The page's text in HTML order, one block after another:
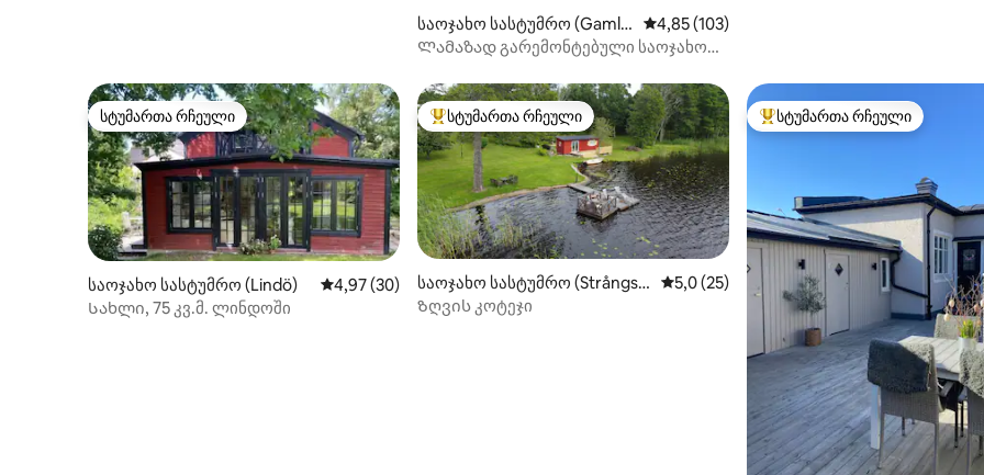
საოჯახო სასტუმრო (Gamle
by)
საშუალო შეფასებაა 5‑დან 4,85, 103
4,85 (103)
Ლამაზად გარემონტებული საოჯახო
სტუმართა რჩეული
სტუმართა რჩეული
საოჯახო სასტუმრო (Lindö) საშუალო შეფასებაა 5‑დან 4,97, 30 მიმოხილვა
4,97 (30)
Სახლი, 75 კვ.მ. ლინდოში
სტუმართა რჩეული მოწინავე ვარიანტი
სტუმართა რჩეული
საოჯახო სასტუმრო (Strångsj
ö)
საშუალო შეფასებაა 5‑დან 5,0, 25
5,0 (25)
Ზღვის კოტეჯი
სტუმართა რჩეული მოწინავე
სტუმართა რჩეული